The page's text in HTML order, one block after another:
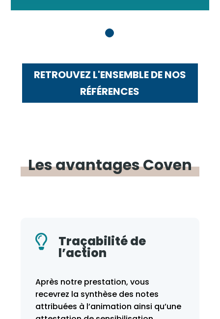
RETROUVEZ L'ENSEMBLE DE NOS
RÉFÉRENCES
LesavantagesCoven
 Quiz 100% gratuit
Prévention disponible sur un panel de
thématiques et offert pour tout
achat d’un atelier Coven !